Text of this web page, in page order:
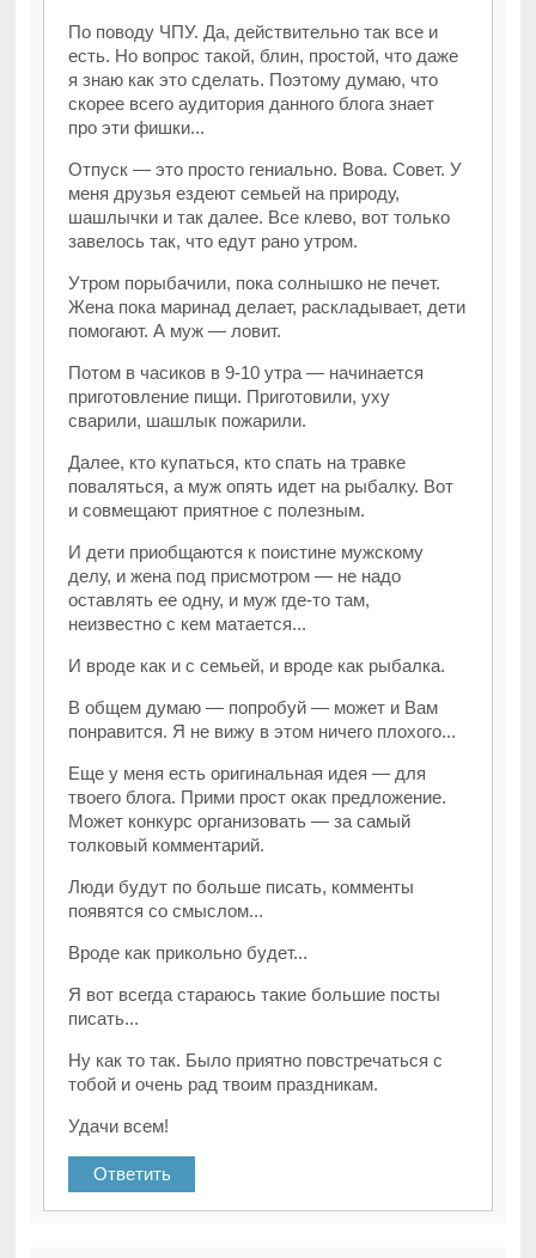
По поводу ЧПУ. Да, действительно так все и
есть. Но вопрос такой, блин, простой, что даже
я знаю как это сделать. Поэтому думаю, что
скорее всего аудитория данного блога знает
про эти фишки...
Отпуск — это просто гениально. Вова. Совет. У
меня друзья ездеют семьей на природу,
шашлычки и так далее. Все клево, вот только
завелось так, что едут рано утром.
Утром порыбачили, пока солнышко не печет.
Жена пока маринад делает, раскладывает, дети
помогают. А муж — ловит.
Потом в часиков в 9-10 утра — начинается
приготовление пищи. Приготовили, уху
сварили, шашлык пожарили.
Далее, кто купаться, кто спать на травке
поваляться, а муж опять идет на рыбалку. Вот
и совмещают приятное с полезным.
И дети приобщаются к поистине мужскому
делу, и жена под присмотром — не надо
оставлять ее одну, и муж где-то там,
неизвестно с кем матается...
И вроде как и с семьей, и вроде как рыбалка.
В общем думаю — попробуй — может и Вам
понравится. Я не вижу в этом ничего плохого...
Еще у меня есть оригинальная идея — для
твоего блога. Прими прост окак предложение.
Может конкурс организовать — за самый
толковый комментарий.
Люди будут по больше писать, комменты
появятся со смыслом...
Вроде как прикольно будет...
Я вот всегда стараюсь такие большие посты
писать...
Ну как то так. Было приятно повстречаться с
тобой и очень рад твоим праздникам.
Удачи всем!
Ответить